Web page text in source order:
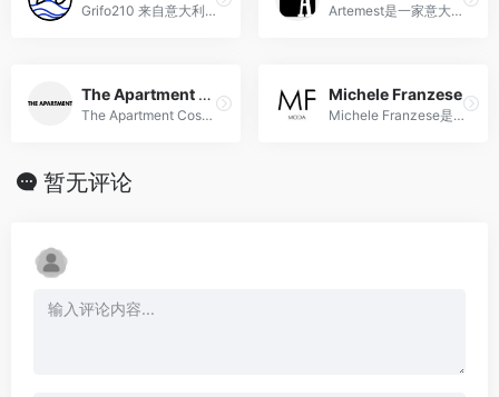
Grifo210 来自意大利，是一家多品牌商店，提供各种奢侈品牌的服装和配饰，风格精致优雅而又前卫。 Artemest是一家意大利的奢侈家居品牌和电商平台，专注于展示和销售来自意大利手工艺师和设计师的精美家居艺术品。
The Apartment Cosenza
The Apartment Cosenza 是一家多品牌的男女服装、鞋子和配饰精品店。
Michele Franzese
Michele Franzese是一家意大利奢侈时尚多品牌零售商，提供高品质的时尚选择和个性化的购物体验。
暂无评论